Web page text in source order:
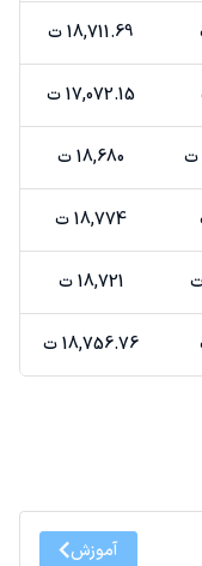
18,711.69 ت
17,072.15 ت
18,680 ت
18,774 ت
18,721 ت
18,756.76 ت
آموزش